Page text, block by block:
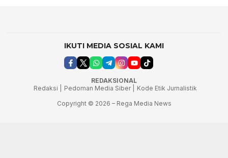
IKUTI MEDIA SOSIAL KAMI
REDAKSIONAL
Redaksi |
Pedoman Media Siber |
Kode Etik Jurnalistik
Copyright © 2026 – Rega Media News